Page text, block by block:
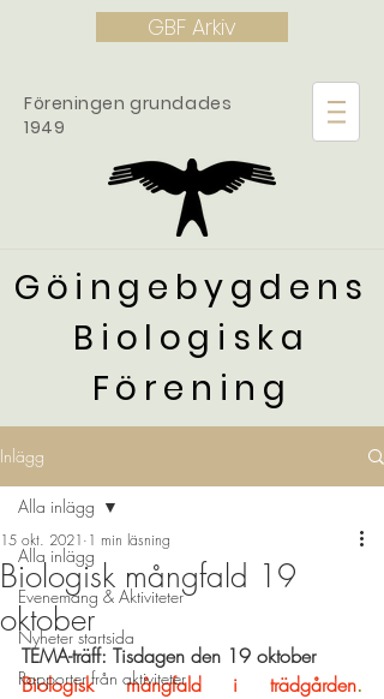
GBF Arkiv
Föreningen grundades
1949
Göingebygdens
Biologiska
Förening
Inlägg
Alla inlägg
Evenemang & Aktiviteter
Nyheter startsida
Rapporter från aktiviteter
Alla inlägg
Biologisk mångfald 19
oktober
15 okt. 2021 1 min läsning
TEMA-träff: Tisdagen den 19 oktober
Biologisk mångfald i trädgården